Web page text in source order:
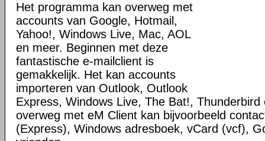
Het programma kan overweg met
accounts van Google, Hotmail,
Yahoo!, Windows Live, Mac, AOL
en meer. Beginnen met deze
fantastische e-mailclient is
gemakkelijk. Het kan accounts
importeren van Outlook, Outlook
Express, Windows Live, The Bat!, Thunderbird
overweg met eM Client kan bijvoorbeeld
(Express), Windows adresboek, vCard (vcf),